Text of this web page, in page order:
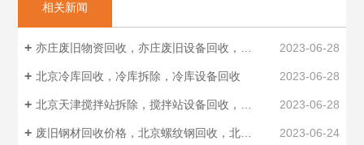
相关新闻
亦庄废旧物资回收，亦庄废旧设备回收，报废设备回收 2023-06-28
北京冷库回收，冷库拆除，冷库设备回收 2023-06-28
北京天津搅拌站拆除，搅拌站设备回收，拌合站设备回收 2023-06-28
废旧钢材回收价格，北京螺纹钢回收，北京钢管回收厂家 2023-06-24